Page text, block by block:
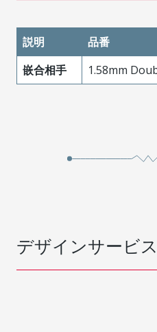
説明
品番
嵌合相手
1.58mm
デザインサービ